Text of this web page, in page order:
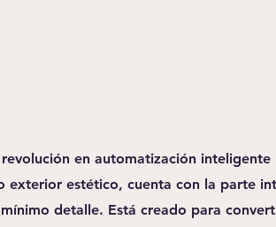
en automatización inteligente
exterior estético, cuenta con la parte
detalle. Está creado para